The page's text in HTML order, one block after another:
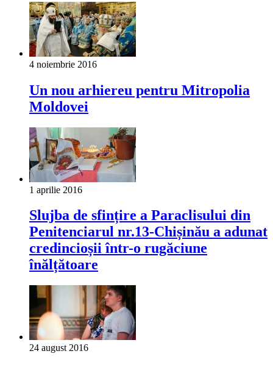
4 noiembrie 2016
Un nou arhiereu pentru Mitropolia
Moldovei
1 aprilie 2016
Slujba de sfințire a Paraclisului din
Penitenciarul nr.13-Chișinău a adunat
credincioșii într-o rugăciune
înălțătoare
24 august 2016